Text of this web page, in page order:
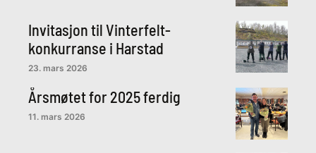
Invitasjon til Vinterfelt-
konkurranse i Harstad
23. mars 2026
Årsmøtet for 2025 ferdig
11. mars 2026